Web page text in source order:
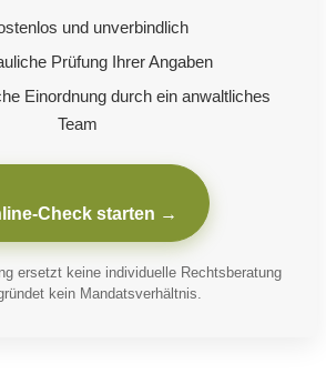
und unverbindlich
Prüfung Ihrer Angaben
Einordnung durch ein anwaltliches
Team
Check starten →
ersetzt keine individuelle Rechtsberatung
kein Mandatsverhältnis.